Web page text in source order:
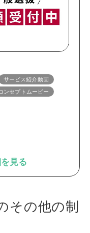
サービス紹介動画
ンセプトムービー
見る
その他の制